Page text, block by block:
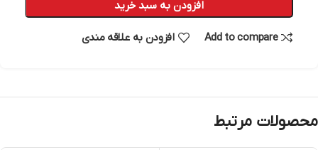
افزودن به سبد خرید
Add to compare افزودن به علاقه مندی
محصولات مرتبط